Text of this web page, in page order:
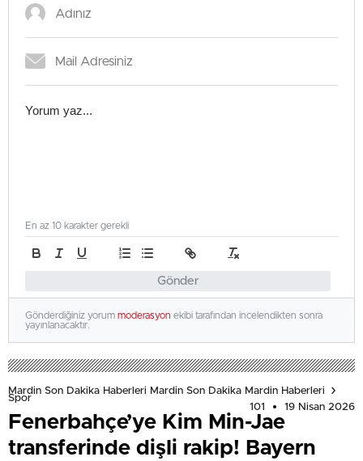
Gönder
En az 10 karakter gerekli
Gönderdiğiniz yorum moderasyon ekibi tarafından incelendikten sonra
yayınlanacaktır.
Mardin Son Dakika Haberleri Mardin Son Dakika Mardin Haberleri
Spor
101
19 Nisan 2026
Fenerbahçe’ye Kim Min-Jae
transferinde dişli rakip! Bayern